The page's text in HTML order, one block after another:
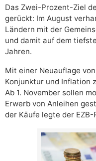
Das Zwei-Prozent-Ziel
gerückt: Im August
Ländern mit der
und damit auf dem
Jahren.
Mit einer Neuauflage
Konjunktur und Inflation
Ab 1. November sollen
Erwerb von Anleihen
der Käufe legte der